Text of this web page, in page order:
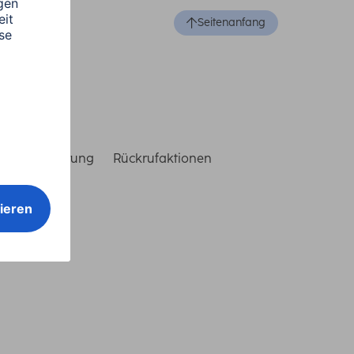
Seitenanfang
Rückrufaktionen